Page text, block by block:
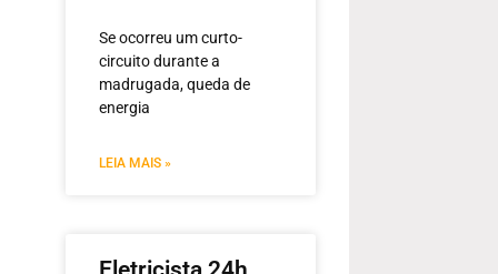
Se ocorreu um curto-
circuito durante a
madrugada, queda de
energia
LEIA MAIS »